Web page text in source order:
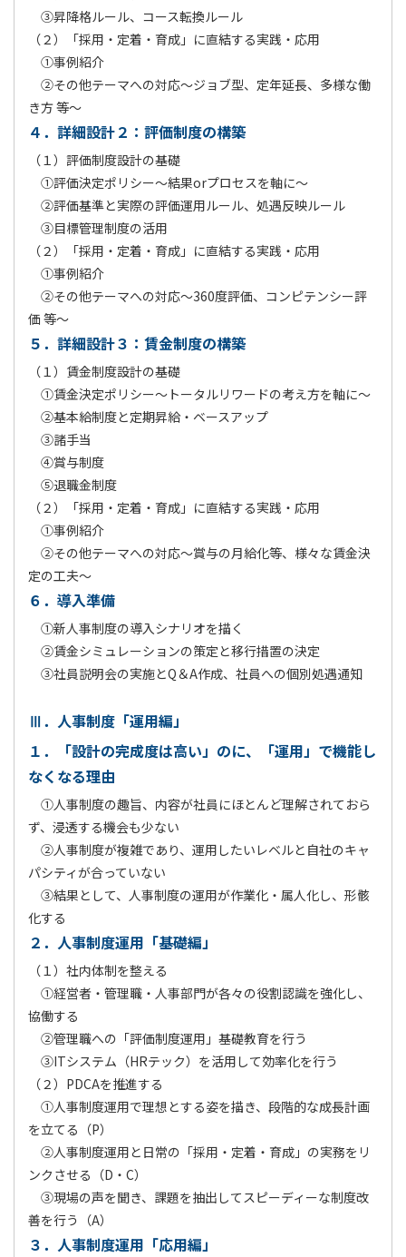
③昇降格ルール、コース転換ルール
（２）「採用・定着・育成」に直結する実践・応用
①事例紹介
②その他テーマへの対応～ジョブ型、定年延長、多様な働
き方 等～
４．詳細設計２：評価制度の構築
（１）評価制度設計の基礎
①評価決定ポリシー～結果orプロセスを軸に～
②評価基準と実際の評価運用ルール、処遇反映ルール
③目標管理制度の活用
（２）「採用・定着・育成」に直結する実践・応用
①事例紹介
②その他テーマへの対応～360度評価、コンピテンシー評
価 等～
５．詳細設計３：賃金制度の構築
（１）賃金制度設計の基礎
①賃金決定ポリシー～トータルリワードの考え方を軸に～
②基本給制度と定期昇給・ベースアップ
③諸手当
④賞与制度
⑤退職金制度
（２）「採用・定着・育成」に直結する実践・応用
①事例紹介
②その他テーマへの対応～賞与の月給化等、様々な賃金決
定の工夫～
６．導入準備
①新人事制度の導入シナリオを描く
②賃金シミュレーションの策定と移行措置の決定
③社員説明会の実施とQ＆A作成、社員への個別処遇通知
Ⅲ．人事制度「運用編」
１．「設計の完成度は高い」のに、「運用」で機能し
なくなる理由
①人事制度の趣旨、内容が社員にほとんど理解されておら
ず、浸透する機会も少ない
②人事制度が複雑であり、運用したいレベルと自社のキャ
パシティが合っていない
③結果として、人事制度の運用が作業化・属人化し、形骸
化する
２．人事制度運用「基礎編」
（１）社内体制を整える
①経営者・管理職・人事部門が各々の役割認識を強化し、
協働する
②管理職への「評価制度運用」基礎教育を行う
③ITシステム（HRテック）を活用して効率化を行う
（２）PDCAを推進する
①人事制度運用で理想とする姿を描き、段階的な成長計画
を立てる（P）
②人事制度運用と日常の「採用・定着・育成」の実務をリ
ンクさせる（D・C）
③現場の声を聞き、課題を抽出してスピーディーな制度改
善を行う（A）
３．人事制度運用「応用編」